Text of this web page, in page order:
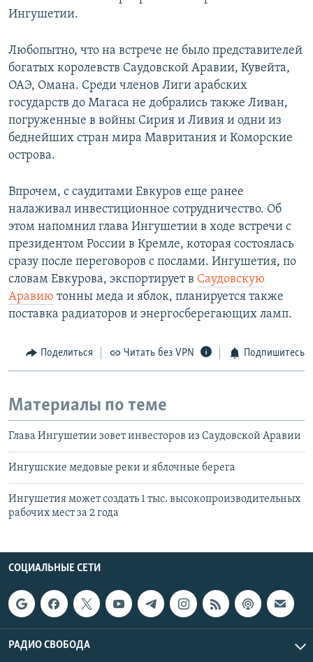
Ингушетии.
Любопытно, что на встрече не было представителей
богатых королевств Саудовской Аравии, Кувейта,
ОАЭ, Омана. Среди членов Лиги арабских
государств до Магаса не добрались также Ливан,
погруженные в войны Сирия и Ливия и одни из
беднейших стран мира Мавритания и Коморские
острова.
Впрочем, с саудитами Евкуров еще ранее
налаживал инвестиционное сотрудничество. Об
этом напомнил глава Ингушетии в ходе встречи с
президентом России в Кремле, которая состоялась
сразу после переговоров с послами. Ингушетия, по
словам Евкурова, экспортирует в Саудовскую
Аравию тонны меда и яблок, планируется также
поставка радиаторов и энергосберегающих ламп.
Поделиться Читать без VPN Подпишитесь
Материалы по теме
Глава Ингушетии зовет инвесторов из Саудовской Аравии
Ингушские медовые реки и яблочные берега
Ингушетия может создать 1 тыс. высокопроизводительных
рабочих мест за 2 года
СОЦИАЛЬНЫЕ СЕТИ
РАДИО СВОБОДА